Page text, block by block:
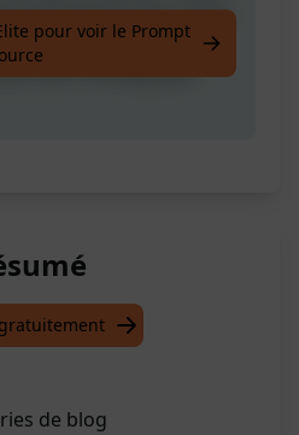
et attrayants avec notre
de domaine ! Trouvez
SEO-friendly pour
pour voir le Prompt
de blog